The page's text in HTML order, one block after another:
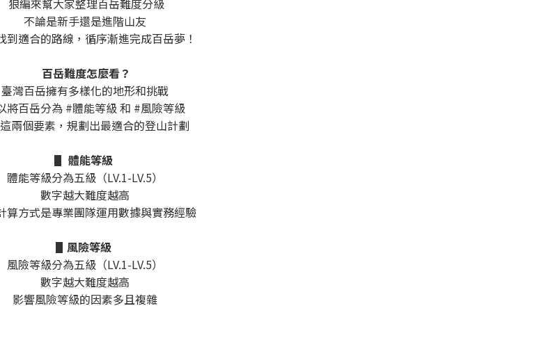
狼編來幫大家整理百岳難度分級
不論是新手還是進階山友
到適合的路線，循序漸進完成百岳夢！
百岳難度怎麼看？
臺灣百岳擁有多樣化的地形和挑戰
將百岳分為 #體能等級 和 #風險等級
兩個要素，規劃出最適合的登山計劃
▋ 體能等級
體能等級分為五級（LV.1-LV.5）
數字越大難度越高
算方式是專業團隊運用數據與實務經驗
▋ 風險等級
風險等級分為五級（LV.1-LV.5）
數字越大難度越高
影響風險等級的因素多且複雜